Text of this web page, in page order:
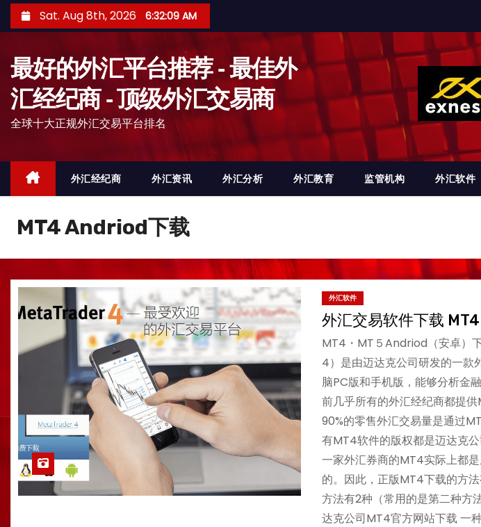
k
n
Sat. Aug 8th, 2026 6:32:12 AM
最好的外汇平台推荐 - 最佳外
汇经纪商 - 顶级外汇交易商
全球十大正规外汇交易平台排名
外汇经纪商 外汇资讯 外汇分析 外汇教育 监管机构 外汇软件
MT4 Andriod下载
外汇软件
外汇交易软件下载
MT4・MT５Andriod（安卓）
4）是由迈达克公司研发的一款
脑PC版和手机版，能够分析金
前几乎所有的外汇经纪商都提
90%的零售外汇交易量是通过
有MT4软件的版权都是迈达克
一家外汇券商的MT4实际上都
的。因此，正版MT4下载的方
方法有2种（常用的是第二种方
达克公司MT4官方网站下载 一